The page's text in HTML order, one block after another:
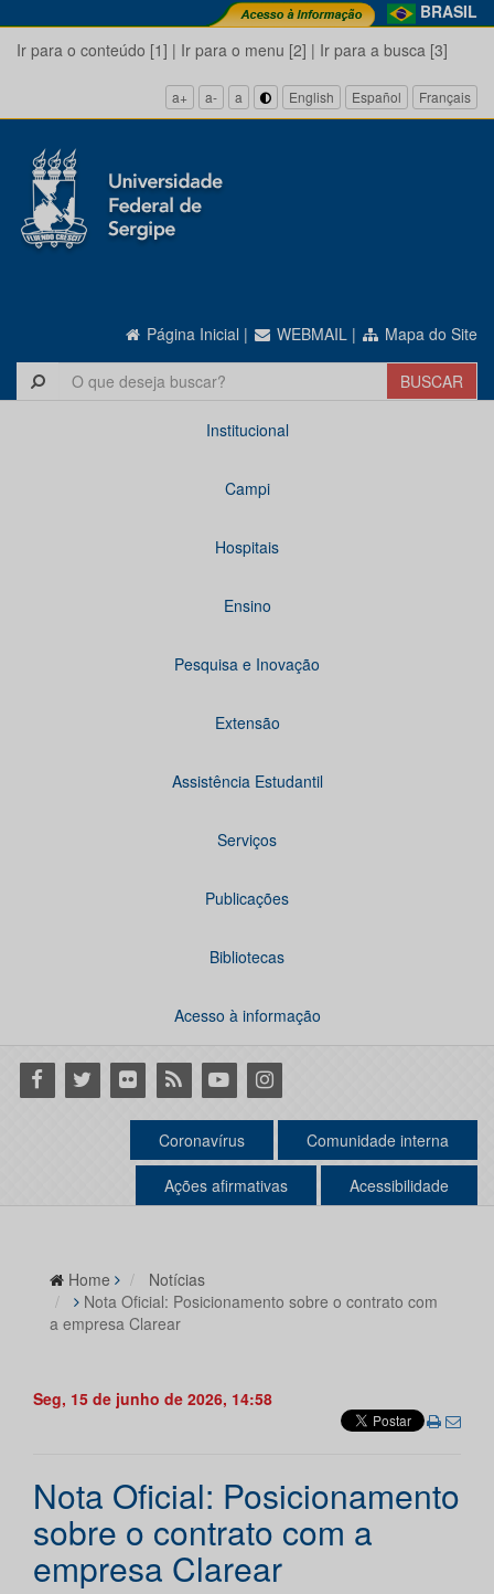
BRASIL
Ir para o conteúdo [1] | Ir para o menu [2] | Ir para a busca [3]
a+ a- a English Español Français
Página Inicial | WEBMAIL | Mapa do Site
Institucional
Campi
Hospitais
Ensino
Pesquisa e Inovação
Extensão
Assistência Estudantil
Serviços
Publicações
Bibliotecas
Acesso à informação
Facebook
Twitter Flickr RSS YoutubeInstagram
Coronavírus Comunidade interna
Ações afirmativas Acessibilidade
Home
Notícias
Nota Oficial: Posicionamento sobre o contrato com
a empresa Clarear
Seg, 15 de junho de 2026, 14:58
Nota Oficial: Posicionamento
sobre o contrato com a
empresa Clarear